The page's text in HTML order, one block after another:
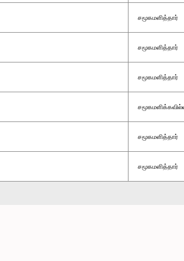
சமூகமளித்தார்
சமூகமளித்தார்
சமூகமளித்தார்
சமூகமளித்தார்
சமூகமளித்தார்